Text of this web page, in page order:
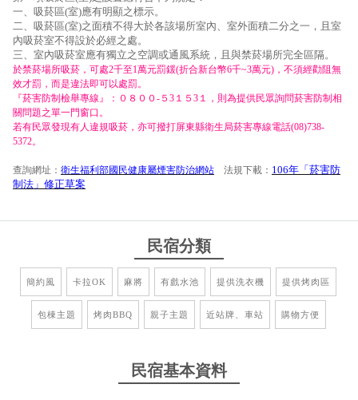
一、吸菸區(室)應有明顯之標示。
二、吸菸區(室)之面積不得大於各該場所室內、室外面積二分之一，且室
內吸菸室不得設於必經之處。
三、室內吸菸室應有獨立之空調或通風系統，且與禁菸場所完全區隔。
於禁菸場所吸菸，可處2千至1萬元罰鍰(折合新台幣6千~3萬元)，不須經勸阻無
效才罰，而是違法即可以處罰。
『菸害防制檢舉專線』：０８００-５3１５3１，則為提供民眾詢問菸害防制相
關問題之單一門窗口。
若有民眾發現有人違規吸菸，亦可撥打屏東縣衛生局菸害專線電話(08)738-
5372。
查詢網址： 衛生福利部國民健康屬煙害防治網站 法規下載： 106年「菸害防
制法」修正草案
民宿分類
簡約風 卡拉OK 麻將 有戲水池 提供洗衣機 提供烤肉區
包棟主題 烤肉BBQ 親子主題 近站牌、車站 購物方便
民宿基本資料